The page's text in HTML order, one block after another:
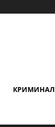
КРИМИНАЛ